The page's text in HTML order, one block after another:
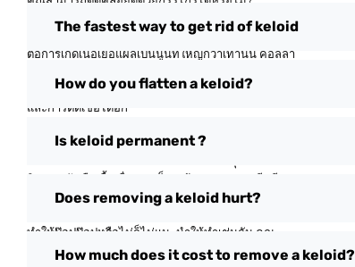
ไม่แนะนำให้ตัดคีลอยด์ด้วยกรรไกร หากไม่มีขั้นตอน
และการรักษาทางการแพทย์ที่เหมาะสม คุณจะยิ่งเสี่ยง
ต่อการเกิดเนื้อเยื่อแผลเป็นนูนที่ใหญ่กว่าเท่านั้น คอลลา
กว่าเท่านั้น การตัดคีลอยด์อาจทำให้เกิดการบาดเจ็บ
และการติดเชื้อได้อีก
คุณสามารถเปิดคีลอยด์ได้หรือไม่?
ลอยด์อย่างเช่นที่หูได้ แต่คุณไม่สามารถบีบออกมาได้
ทำให้ป๊อปป๊อปหรือไม่ก็ไม่แนะนำให้ทำเช่นกัน คุณ
สามารถทำลายผิวหนังของคุณและทำให้เกิดการ
The fastest way to get rid of keloid
How do you flatten a keloid?
Is keloid permanent ?
Does removing a keloid hurt?
How much does it cost to remove a keloid?